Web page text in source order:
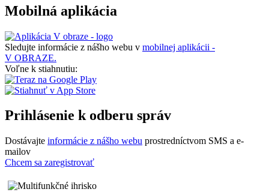
Mobilná aplikácia
Sledujte informácie z nášho webu v mobilnej aplikácii -
V OBRAZE.
Voľne k stiahnutiu:
Prihlásenie k odberu správ
Dostávajte informácie z nášho webu prostredníctvom SMS a e-
mailov
Chcem sa zaregistrovať